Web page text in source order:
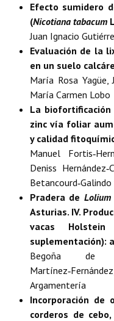
Premio Prensa Agraria
Buscador de Artículos
JORNADAS AIDA
Presentación Jornadas
Comunicaciones
Jornadas PAM 2026
Premio Jóvenes
Buscador de
Buscador de
CONTACTO
BUSCADOR
Efecto sumidero
(Nicotiana tabacum
Juan Ignacio
Evaluación de la
en un suelo
María Rosa
María Carmen Lobo
La
zinc vía foliar
y calidad
Manuel
Deniss
Pradera de Lolium
Asturias. IV.
vacas
suplementación):
Begoña de
Argamentería
Incorporación de
corderos de